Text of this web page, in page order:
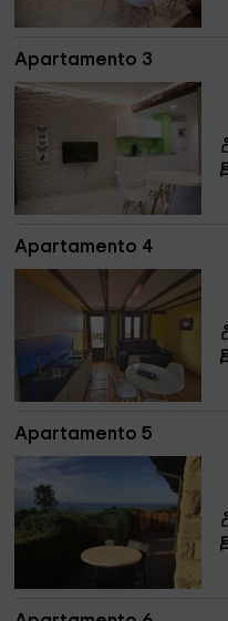
Apartamento 3
Apartamento 4
Apartamento 5